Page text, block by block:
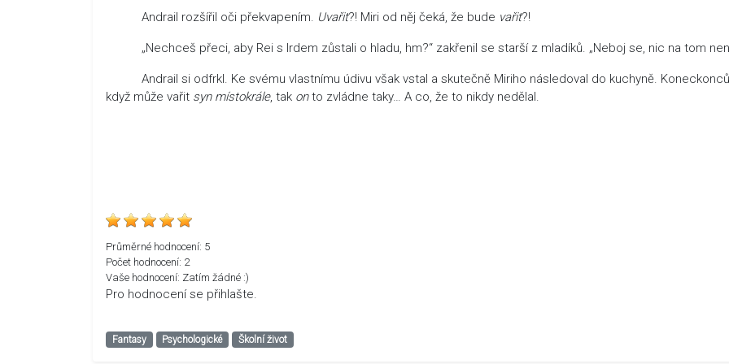
Andrail rozšířil oči překvapením. Uvařit?! Miri od něj čeká, že bude vařit?!
„Nechceš přeci, aby Rei s Irdem zůstali o hladu, hm?“ zakřenil se starší z mladíků. „Neboj se, nic na tom
Andrail si odfrkl. Ke svému vlastnímu údivu však vstal a skutečně Miriho následoval do kuchyně. Koneckonců
když může vařit syn místokrále, tak onto zvládne taky… A co, že to nikdy nedělal.
Průměrné hodnocení: 5
Počet hodnocení: 2
Vaše hodnocení: Zatím žádné :)
Pro hodnocení se přihlašte.
Fantasy Psychologické Školní život